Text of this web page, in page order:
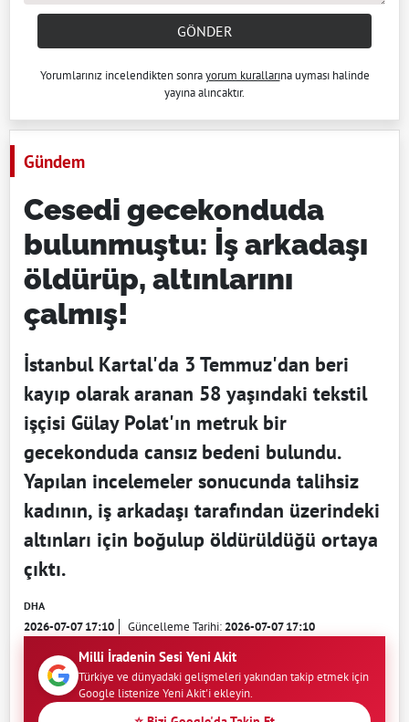
GÖNDER
Yorumlarınız incelendikten sonrayorum kurallarına uyması halinde
yayına alıncaktır.
Gündem
Cesedi gecekonduda
bulunmuştu: İş arkadaşı
öldürüp, altınlarını
çalmış!
İstanbul Kartal'da 3 Temmuz'dan beri
kayıp olarak aranan 58 yaşındaki tekstil
işçisi Gülay Polat'ın metruk bir
gecekonduda cansız bedeni bulundu.
Yapılan incelemeler sonucunda talihsiz
kadının, iş arkadaşı tarafından üzerindeki
altınları için boğulup öldürüldüğü ortaya
çıktı.
DHA
2026-07-07 17:10 Güncelleme Tarihi:2026-07-07 17:10
Milli İradenin Sesi Yeni Akit
Türkiye ve dünyadaki gelişmeleri yakından takip etmek için
Google listenize Yeni Akit'i ekleyin.